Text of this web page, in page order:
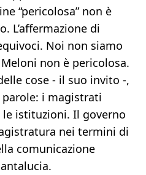
“pericolosa” non è
L’affermazione di
Noi non siamo
non è pericolosa.
cose - il suo invito -,
i magistrati
istituzioni. Il governo
nei termini di
comunicazione